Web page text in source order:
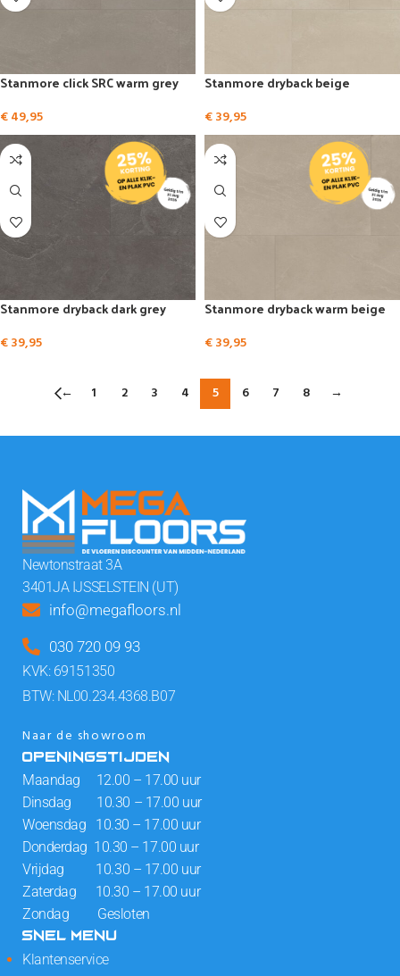
Stanmore click SRC warm grey
€49,95
Stanmore dryback beige
€39,95
Stanmore dryback dark grey
€39,95
Stanmore dryback warm beige
€39,95
← 1 2 3 4 5 6 7 8 →
Newtonstraat 3A
3401JA IJSSELSTEIN (UT)
info@megafloors.nl
030 720 09 93
KVK: 69151350
BTW: NL00.234.4368.B07
Naar de showroom
OPENINGSTIJDEN
Maandag 12.00 – 17.00 uur
Dinsdag 10.30 – 17.00 uur
Woensdag 10.30 – 17.00 uur
Donderdag 10.30 – 17.00 uur
Vrijdag 10.30 – 17.00 uur
Zaterdag 10.30 – 17.00 uur
Zondag Gesloten
SNEL MENU
Klantenservice